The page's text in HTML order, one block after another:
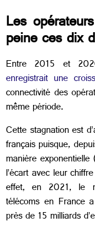
Les
peine ces dix
Entre 2015 et
enregistrait une
connectivité des
même période.
Cette stagnation est
français puisque,
manière
l’écart avec leur
effet, en 2021, le
télécoms en France
près de 15 milliards